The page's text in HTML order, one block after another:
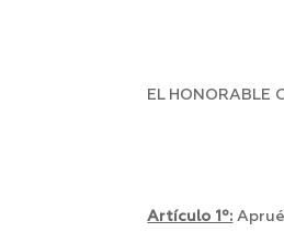
EL HONORABLE
Artículo 1º: